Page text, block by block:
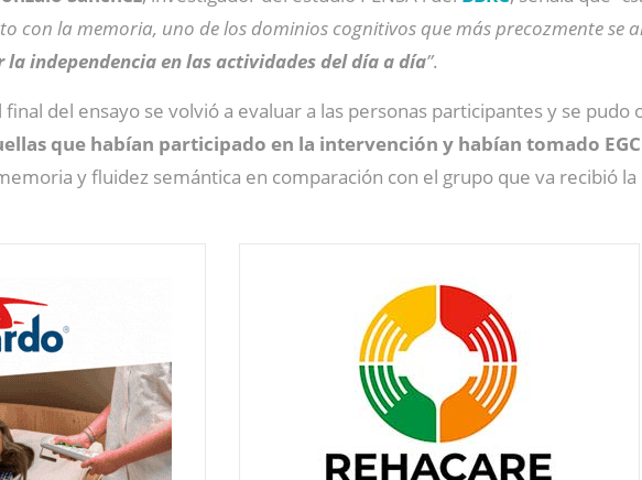
con la memoria, uno de los dominios cognitivos que más precozmente se
independencia en las actividades del día a día”.
del ensayo se volvió a evaluar a las personas participantes y se
que habían participado en la intervención y habían tomado
y fluidez semántica en comparación con el grupo que va recibió